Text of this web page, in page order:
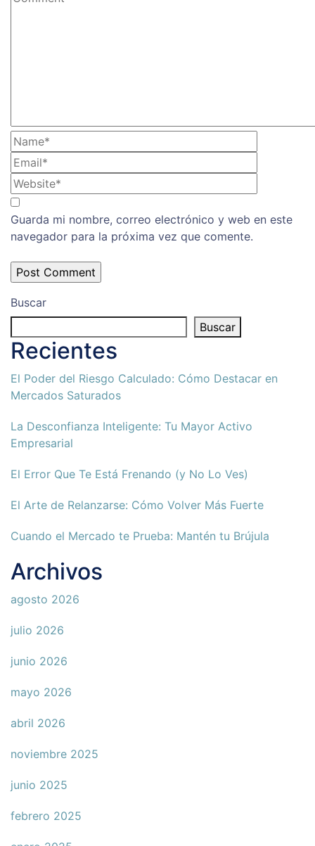
Guarda mi nombre, correo electrónico y web en este
navegador para la próxima vez que comente.
Buscar
Buscar
Recientes
El Poder del Riesgo Calculado: Cómo Destacar en
Mercados Saturados
La Desconfianza Inteligente: Tu Mayor Activo
Empresarial
El Error Que Te Está Frenando (y No Lo Ves)
El Arte de Relanzarse: Cómo Volver Más Fuerte
Cuando el Mercado te Prueba: Mantén tu Brújula
Archivos
agosto 2026
julio 2026
junio 2026
mayo 2026
abril 2026
noviembre 2025
junio 2025
febrero 2025